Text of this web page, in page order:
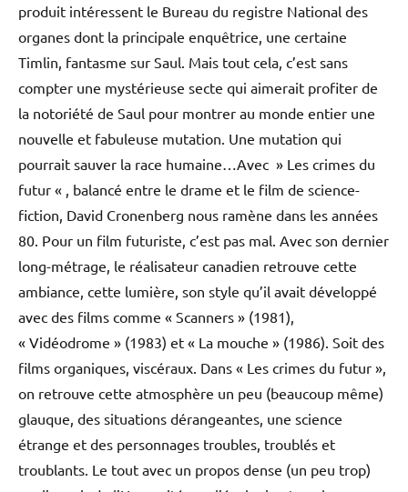
produit intéressent le Bureau du registre National des
organes dont la principale enquêtrice, une certaine
Timlin, fantasme sur Saul. Mais tout cela, c’est sans
compter une mystérieuse secte qui aimerait profiter de
la notoriété de Saul pour montrer au monde entier une
nouvelle et fabuleuse mutation. Une mutation qui
pourrait sauver la race humaine…Avec » Les crimes du
futur « , balancé entre le drame et le film de science-
fiction, David Cronenberg nous ramène dans les années
80. Pour un film futuriste, c’est pas mal. Avec son dernier
long-métrage, le réalisateur canadien retrouve cette
ambiance, cette lumière, son style qu’il avait développé
avec des films comme « Scanners » (1981),
« Vidéodrome » (1983) et « La mouche » (1986). Soit des
films organiques, viscéraux. Dans « Les crimes du futur »,
on retrouve cette atmosphère un peu (beaucoup même)
glauque, des situations dérangeantes, une science
étrange et des personnages troubles, troublés et
troublants. Le tout avec un propos dense (un peu trop)